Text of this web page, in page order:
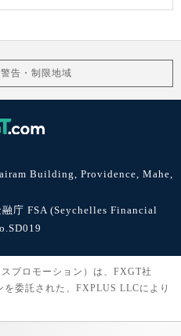
告・制限地域
Building, Providence, Mahe,
庁 FSA (Seychelles Financial
プロモーション）は、FXGT社
を委託された、FXPLUS LLCにより